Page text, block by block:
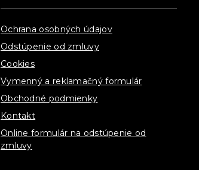
Ochrana osobných údajov
Odstúpenie od zmluvy
Cookies
Vymenný a reklamačný formulár
Obchodné podmienky
Kontakt
Online formulár na odstúpenie od
zmluvy